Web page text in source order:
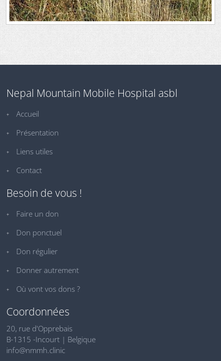
Nepal Mountain Mobile Hospital asbl
Accueil
Présentation
Liens utiles
Contact
Besoin de vous !
Faire un don
Don ponctuel
Don régulier
Donner autrement
Où vont vos dons ?
Coordonnées
20, rue d'Opprebais
B-1315 -Incourt | Belgique
info@nmmh.clinic